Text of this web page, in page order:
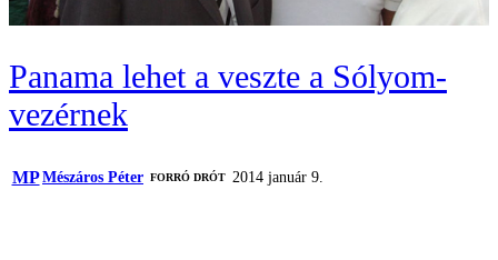
Panama lehet a veszte a Sólyom-
vezérnek
MPMészáros Péter FORRÓ DRÓT 2014 január 9.